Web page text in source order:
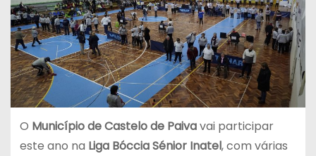
O Município de Castelo de Paivavai participar
este ano na Liga Bóccia Sénior Inatel, com várias